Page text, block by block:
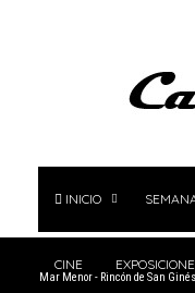
INICIO
CINE
Mar Menor - Rincón de San Ginés